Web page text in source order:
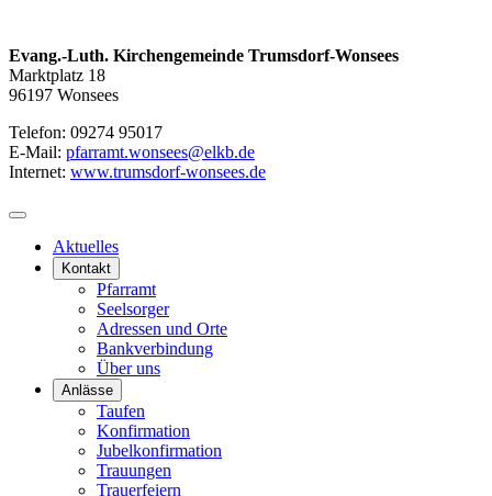
Evang.-Luth. Kirchengemeinde Trumsdorf-Wonsees
Marktplatz 18
96197 Wonsees
Telefon: 09274 95017
E-Mail: pfarramt.wonsees@elkb.de
Internet: www.trumsdorf-wonsees.de
Aktuelles
Kontakt
Pfarramt
Seelsorger
Adressen und Orte
Bankverbindung
Über uns
Anlässe
Taufen
Konfirmation
Jubelkonfirmation
Trauungen
Trauerfeiern